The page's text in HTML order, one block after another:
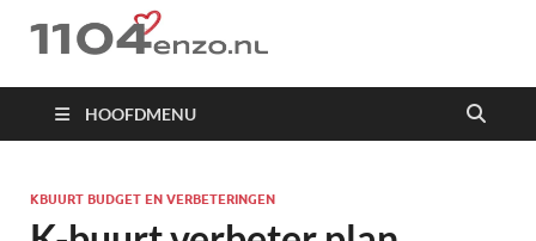
1104 en zo
HOOFDMENU
KBUURT BUDGET EN VERBETERINGEN